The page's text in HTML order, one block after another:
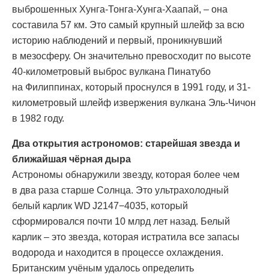
выброшенных Хунга-Тонга-Хунга-Хаапай, – она
составила 57 км. Это самый крупный шлейф за всю
историю наблюдений и первый, проникнувший
в мезосферу. Он значительно превосходит по высоте
40-километровый выброс вулкана Пинатубо
на Филиппинах, который проснулся в 1991 году, и 31-
километровый шлейф извержения вулкана Эль-Чичон
в 1982 году.
Два открытия астрономов: старейшая звезда и
ближайшая чёрная дыра
Астрономы обнаружили звезду, которая более чем
в два раза старше Солнца. Это ультрахолодный
белый карлик WD J2147−4035, который
сформировался почти 10 млрд лет назад. Белый
карлик – это звезда, которая истратила все запасы
водорода и находится в процессе охлаждения.
Британским учёным удалось определить